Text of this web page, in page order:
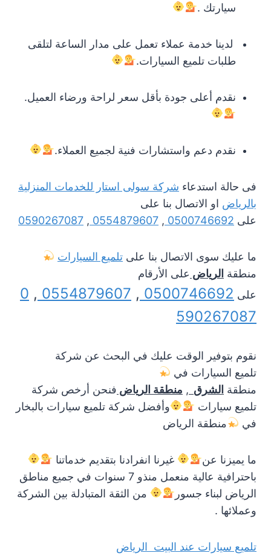
سيارتك .
لدينا خدمة عملاء تعمل على مدار الساعة لتلقى
طلبات تلميع السيارات.
نقدم أعلى جودة بأقل سعر لراحة ورضاء العميل.
نقدم دعم واستشارات فنية لجميع العملاء.
فى حالة استدعاء شركة سولى استار للخدمات المنزلية
بالرياض او الاتصال بنا على
على 0500746692
,
0554879607
,
0590267087
ما عليك سوى الاتصال بنا على تلميع السيارات
منطقة الرياض على الأرقام
على 0500746692
,
0554879607
,
0
590267087
نقوم بتوفير الوقت عليك في البحث عن شركة
تلميع السيارات في
منطقة الشرق , منطقة الرياض فنحن أرخص شركة
تلميع سيارات
وأفضل شركة تلميع سيارات بالبخار
في
منطقة الرياض
ما يميزنا عن
غيرنا انفرادنا بتقديم خدماتنا
باحترافية عالية منعمل منذو 7 سنوات في جميع مناطق
الرياض لبناء جسور
من الثقة المتبادلة بين الشركة
وعملائها .
تلميع سيارات عند البيت الرياض